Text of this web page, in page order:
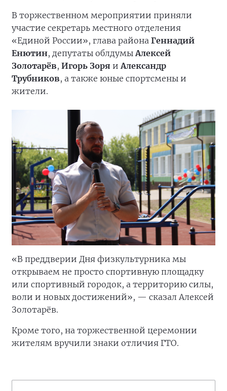
В торжественном мероприятии приняли
участие секретарь местного отделения
«Единой России», глава района Геннадий
Енютин, депутаты облдумыАлексей
Золотарёв, Игорь Зоря иАлександр
Трубников, а также юные спортсмены и
жители.
«В преддверии Дня физкультурника мы
открываем не просто спортивную площадку
или спортивный городок, а территорию силы,
воли и новых достижений», — сказал Алексей
Золотарёв.
Кроме того, на торжественной церемонии
жителям вручили знаки отличия ГТО.